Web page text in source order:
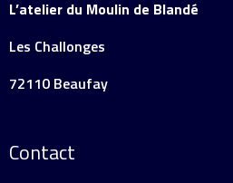
L’atelier du Moulin de Blandé
Les Challonges
72110 Beaufay
Contact